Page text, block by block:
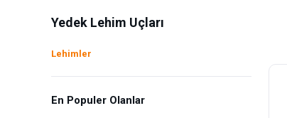
Yedek Lehim Uçları
Lehimler
En Populer Olanlar